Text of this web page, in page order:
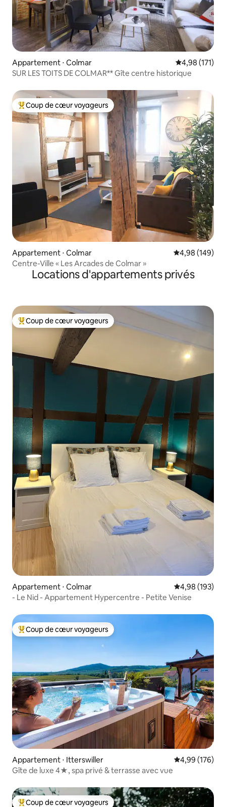
Appartement ⋅ Colmar Évaluation
4,98 (171)
SUR LES TOITS DE COLMAR** Gîte centre historique
Coups de cœur voyageurs les plus appréciés
Coup de cœur voyageurs
Appartement ⋅ Colmar Évaluation
4,98 (149)
Centre-Ville « Les Arcades de Colmar »
Locations d'appartements privés
Coups de cœur voyageurs les plus appréciés
Coup de cœur voyageurs
Appartement ⋅ Colmar Évaluation
4,98 (193)
- Le Nid - Appartement Hypercentre - Petite Venise
Coups de cœur voyageurs les plus appréciés
Coup de cœur voyageurs
Appartement ⋅ Itterswiller Évaluation
4,99 (176)
Gîte de luxe 4★, spa privé & terrasse avec vue
Coup de cœur voyageurs